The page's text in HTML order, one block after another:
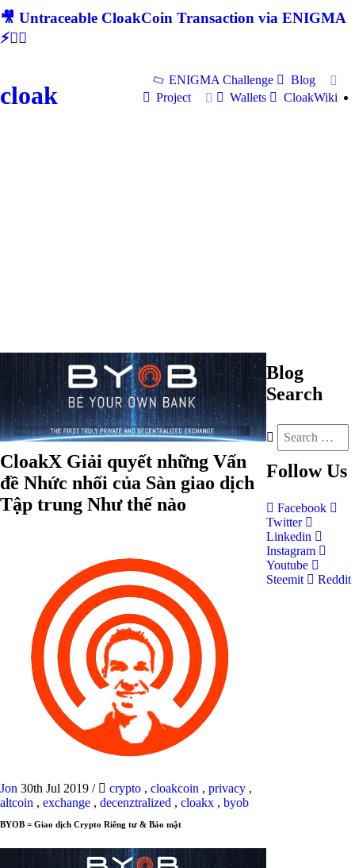
🎥 Untraceable CloakCoin Transaction via ENIGMA
⚡🕵‍♂
cloak
ENIGMA Challenge
Blog
Project
Wallets CloakWiki
CloakX Giải quyết những Vấn
đề Nhức nhối của Sàn giao dịch
Tập trung Như thế nào
Jon 30th Jul 2019 / crypto , cloakcoin , privacy ,
altcoin , exchange , decenztralized , cloakx , byob
BYOB = Giao dịch Crypto Riêng tư & Bảo mật
Blog
Search
Follow Us
Facebook
Twitter
Linkedin
Instagram
Youtube
Steemit
Reddit